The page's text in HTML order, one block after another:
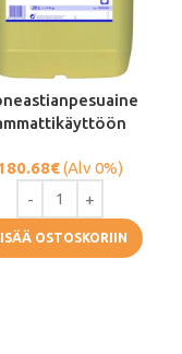
€(Alv 0%)
OSTOSKORIIN